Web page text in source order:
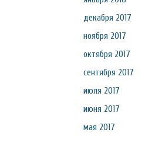
декабря 2017
ноября 2017
октября 2017
сентября 2017
июля 2017
июня 2017
мая 2017